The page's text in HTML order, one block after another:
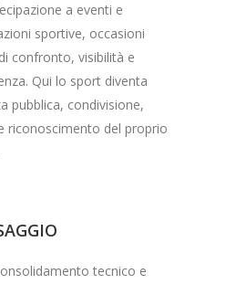
a eventi e
sportive, occasioni
confronto, visibilità e
Qui lo sport diventa
pubblica, condivisione,
riconoscimento del proprio
tecnico e